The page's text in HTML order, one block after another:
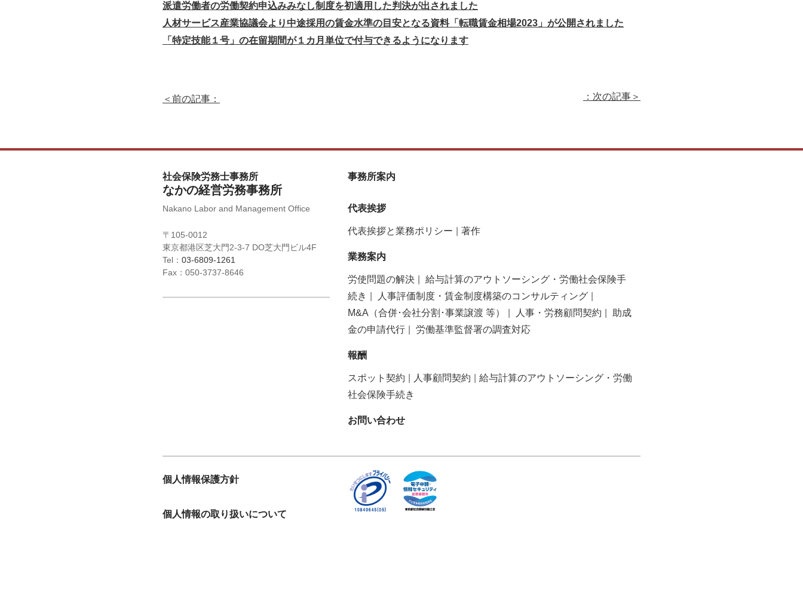
派遣労働者の労働契約申込みみなし制度を初適用した判決が出されました
人材サービス産業協議会より中途採用の賃金水準の目安となる資料「転職賃金相場2023」が公開されました
「特定技能１号」の在留期間が１カ月単位で付与できるようになります
＜前の記事： ：次の記事＞
社会保険労務士事務所
なかの経営労務事務所
Nakano Labor and Management Office
〒105-0012
東京都港区芝大門2-3-7 DO芝大門ビル4F
Tel： 03-6809-1261
Fax：050-3737-8646
事務所案内
代表挨拶
代表挨拶と業務ポリシー 著作
業務案内
労使問題の解決
給与計算のアウトソーシング・労働社会保険手
続き
人事評価制度・賃金制度構築のコンサルティング
M&A（合併･会社分割･事業譲渡 等）
人事・労務顧問契約
助成
金の申請代行
労働基準監督署の調査対応
報酬
スポット契約 人事顧問契約
給与計算のアウトソーシング・労働
社会保険手続き
お問い合わせ
個人情報保護方針
個人情報の取り扱いについて